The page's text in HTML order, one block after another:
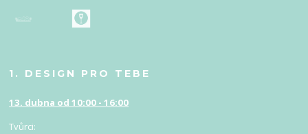
1. DESIGN PRO TEBE
13. dubna od 10:00 - 16:00
Tvůrci: